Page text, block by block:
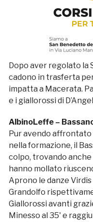
Dopo aver regolato la
cadono in trasferta
impatta a Macerata.
e i giallorossi di
AlbinoLeffe –
Pur avendo
nella formazione, il
colpo, trovando
hanno mollato
Aprono le danze Virdis
Grandolfo
Giallorossi avanti
Minesso al 35' e